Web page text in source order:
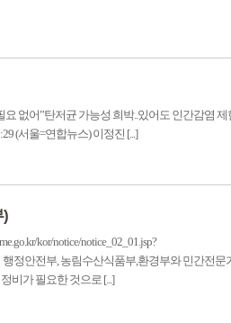
없어”탄저균 가능성 희박..있어도 인간감염
(서울=연합뉴스) 이정진 [...]
)
kor/notice/notice_02_01.jsp?
정안전부, 농림수산식품부,환경부와 민간전문
비가 필요한 것으로 [...]